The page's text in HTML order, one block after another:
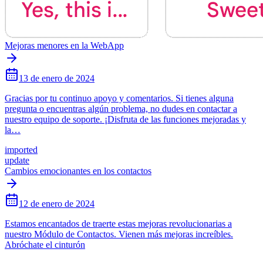
Mejoras menores en la WebApp
13 de enero de 2024
Gracias por tu continuo apoyo y comentarios. Si tienes alguna
pregunta o encuentras algún problema, no dudes en contactar a
nuestro equipo de soporte. ¡Disfruta de las funciones mejoradas y
la…
imported
update
Cambios emocionantes en los contactos
12 de enero de 2024
Estamos encantados de traerte estas mejoras revolucionarias a
nuestro Módulo de Contactos. Vienen más mejoras increíbles.
Abróchate el cinturón